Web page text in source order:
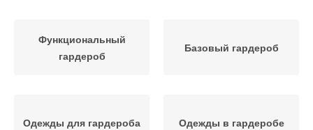
Функциональный
гардероб
Базовый гардероб
Одежды для гардероба Одежды в гардеробе